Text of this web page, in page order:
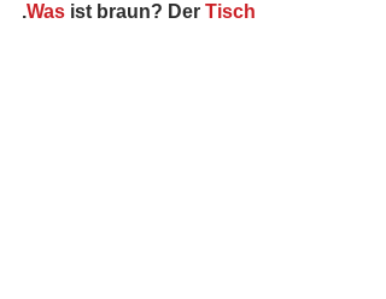
.Was ist braun? Der Tisch